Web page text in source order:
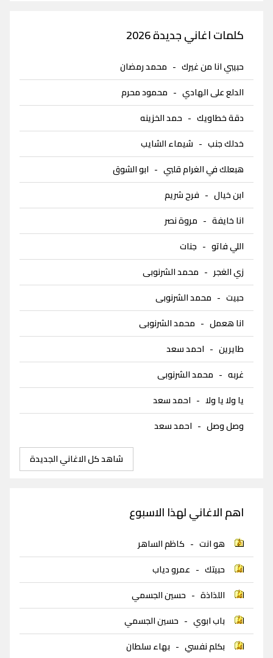
كلمات اغاني جديدة 2026
حبيبي انا من غيرك - محمد رمضان
الدلع على الهادي - محمود محرم
دقة خطاويك - حمد الخزينه
خدلك جنب - شيماء الشايب
هبعلك في الغرام قلبي - ابو الشوق
ابن خيال - فرح شريم
انا خايفة - مروة نصر
اللي فاتو - جنات
زي الغجر- محمد الشرنوبى
حبيت - محمد الشرنوبى
انا هعمل - محمد الشرنوبى
طايرين - احمد سعد
غربه - محمد الشرنوبى
يا ولا يا ولا - احمد سعد
وصل وصل - احمد سعد
شاهد كل الاغاني الجديدة
اهم الاغاني لهذا الاسبوع
هو انت - كاظم الساهر
حبيتك - عمرو دياب
اللذاذة - حسين الجسمي
باب ابوي - حسين الجسمي
بكلم نفسي - بهاء سلطان